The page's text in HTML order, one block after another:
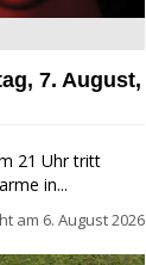
Jazz Festival
7. August,
21 Uhr tritt
in...
am 6. August 2026